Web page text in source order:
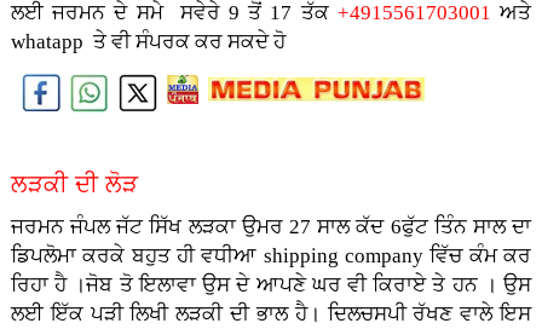
ਲਈ ਜਰਮਨ ਦੇ ਸਮੇ ਸਵੇਰੇ 9 ਤੋਂ 17 ਤੱਕ +4915561703001 ਅਤੇ
whatapp ਤੇ ਵੀ ਸੰਪਰਕ ਕਰ ਸਕਦੇ ਹੋ
ਲੜਕੀ ਦੀ ਲੋੜ
ਜਰਮਨ ਜੰਪਲ ਜੱਟ ਸਿੱਖ ਲੜਕਾ ਉਮਰ 27 ਸਾਲ ਕੱਦ 6ਫੁੱਟ ਤਿੰਨ ਸਾਲ ਦਾ
ਡਿਪਲੋਮਾ ਕਰਕੇ ਬਹੁਤ ਹੀ ਵਧੀਆ shipping company ਵਿੱਚ ਕੰਮ ਕਰ
ਰਿਹਾ ਹੈ ।ਜੋਬ ਤੋ ਇਲਾਵਾ ਉਸ ਦੇ ਆਪਣੇ ਘਰ ਵੀ ਕਿਰਾਏ ਤੇ ਹਨ । ਉਸ
ਲਈ ਇੱਕ ਪੜੀ ਲਿਖੀ ਲੜਕੀ ਦੀ ਭਾਲ ਹੈ। ਦਿਲਚਸਪੀ ਰੱਖਣ ਵਾਲੇ ਇਸ